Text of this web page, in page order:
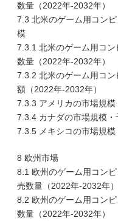
数量（2022年-2032年）
7.3 北米のゲーム用コン
模
7.3.1 北米のゲーム用コ
数量（2022年-2032年）
7.3.2 北米のゲーム用コ
額（2022年-2032年）
7.3.3 アメリカの市場規模
7.3.4 カナダの市場規模・
7.3.5 メキシコの市場規模
8 欧州市場
8.1 欧州のゲーム用コン
売数量（2022年-2032年）
8.2 欧州のゲーム用コン
数量（2022年-2032年）